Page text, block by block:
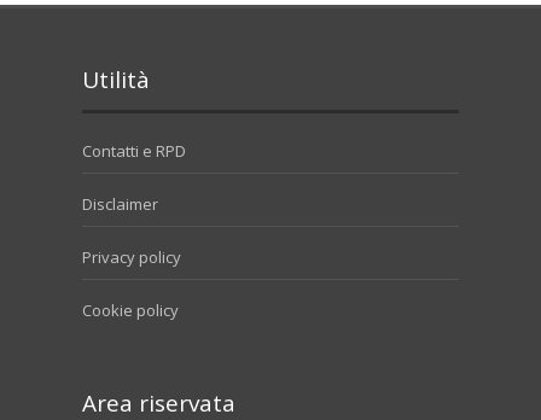
Utilità
Contatti e RPD
Disclaimer
Privacy policy
Cookie policy
Area riservata